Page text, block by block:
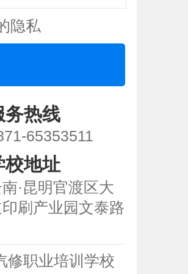
隐私
务热线
65353511
校地址
·昆明官渡区大
刷产业园文泰路
修职业培训学校